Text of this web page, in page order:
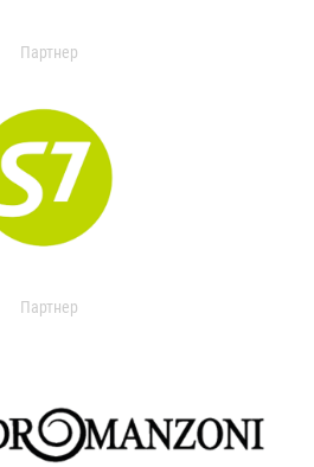
Партнер
Партнер